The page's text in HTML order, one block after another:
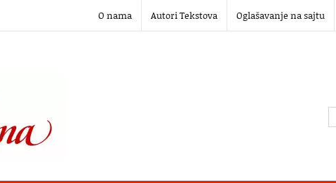
O nama Autori Tekstova Oglašavanje na sajtu